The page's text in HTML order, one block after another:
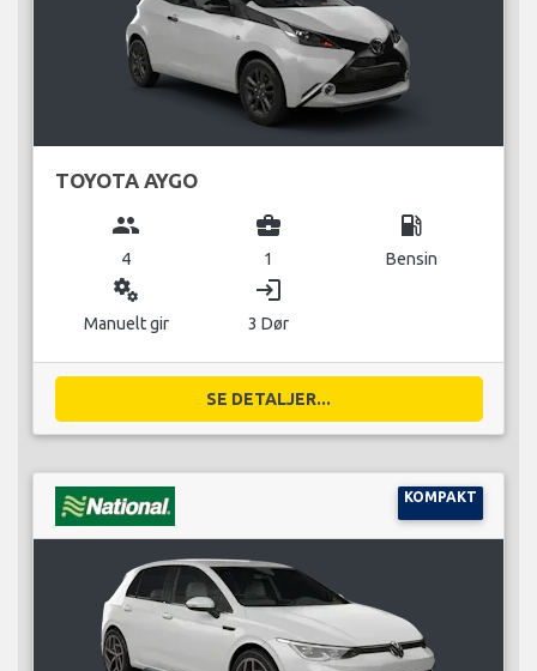
TOYOTA AYGO
group
4
business_center
1
local_gas_station
Bensin
miscellaneous_services
Manuelt gir
login
3 Dør
SE DETALJER...
KOMPAKT